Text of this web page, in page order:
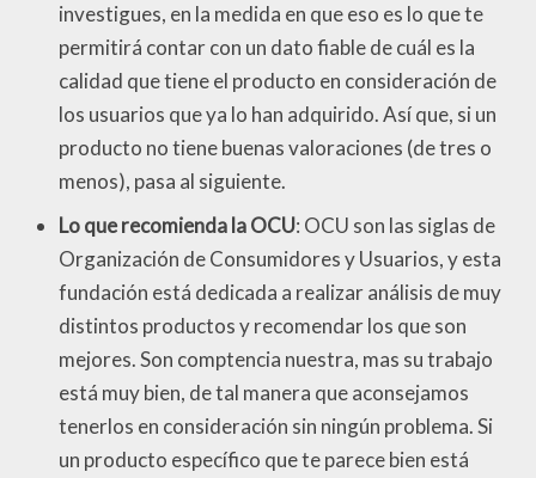
investigues, en la medida en que eso es lo que te
permitirá contar con un dato fiable de cuál es la
calidad que tiene el producto en consideración de
los usuarios que ya lo han adquirido. Así que, si un
producto no tiene buenas valoraciones (de tres o
menos), pasa al siguiente.
Lo que recomienda la OCU: OCU son las siglas de
Organización de Consumidores y Usuarios, y esta
fundación está dedicada a realizar análisis de muy
distintos productos y recomendar los que son
mejores. Son comptencia nuestra, mas su trabajo
está muy bien, de tal manera que aconsejamos
tenerlos en consideración sin ningún problema. Si
un producto específico que te parece bien está